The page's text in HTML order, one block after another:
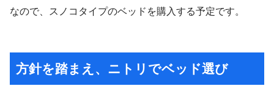
なので、スノコタイプのベッドを購入する予定です。
方針を踏まえ、ニトリでベッド選び